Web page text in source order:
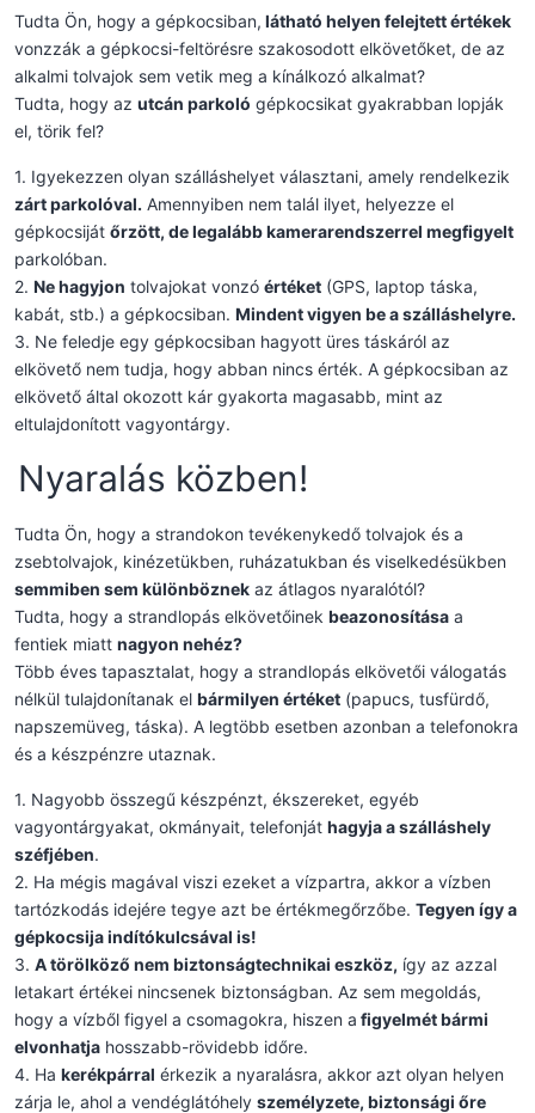
Tudta Ön, hogy a gépkocsiban, látható helyen felejtett értékek
vonzzák a gépkocsi-feltörésre szakosodott elkövetőket, de az
alkalmi tolvajok sem vetik meg a kínálkozó alkalmat?
Tudta, hogy az utcán parkoló gépkocsikat gyakrabban lopják
el, törik fel?
1. Igyekezzen olyan szálláshelyet választani, amely rendelkezik
zárt parkolóval. Amennyiben nem talál ilyet, helyezze el
gépkocsiját őrzött, de legalább kamerarendszerrel megfigyelt
parkolóban.
2. Ne hagyjon tolvajokat vonzó értéket (GPS, laptop táska,
kabát, stb.) a gépkocsiban. Mindent vigyen be a szálláshelyre.
3. Ne feledje egy gépkocsiban hagyott üres táskáról az
elkövető nem tudja, hogy abban nincs érték. A gépkocsiban az
elkövető által okozott kár gyakorta magasabb, mint az
eltulajdonított vagyontárgy.
Nyaralás közben!
Tudta Ön, hogy a strandokon tevékenykedő tolvajok és a
zsebtolvajok, kinézetükben, ruházatukban és viselkedésükben
semmiben sem különböznek az átlagos nyaralótól?
Tudta, hogy a strandlopás elkövetőinek beazonosítása a
fentiek miatt nagyon nehéz?
Több éves tapasztalat, hogy a strandlopás elkövetői válogatás
nélkül tulajdonítanak el bármilyen értéket (papucs, tusfürdő,
napszemüveg, táska). A legtöbb esetben azonban a telefonokra
és a készpénzre utaznak.
1. Nagyobb összegű készpénzt, ékszereket, egyéb
vagyontárgyakat, okmányait, telefonját hagyja a szálláshely
széfjében.
2. Ha mégis magával viszi ezeket a vízpartra, akkor a vízben
tartózkodás idejére tegye azt be értékmegőrzőbe. Tegyen így a
gépkocsija indítókulcsával is!
3. A törölköző nem biztonságtechnikai eszköz, így az azzal
letakart értékei nincsenek biztonságban. Az sem megoldás,
hogy a vízből figyel a csomagokra, hiszen a figyelmét bármi
elvonhatja hosszabb-rövidebb időre.
4. Ha kerékpárral érkezik a nyaralásra, akkor azt olyan helyen
zárja le, ahol a vendéglátóhely személyzete, biztonsági őre